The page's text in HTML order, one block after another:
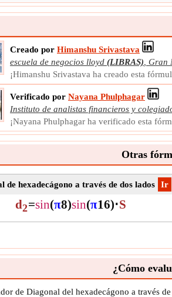
Creado por Himanshu Srivastava
escuela de negocios lloyd (LIBRAS), Gran
¡Himanshu Srivastava ha creado esta
Verificado por Nayana Phulphagar
Instituto de analistas financieros y
¡Nayana Phulphagar ha verificado esta
Otras
​Ir
de hexadecágono a través de dos lados
d2=sin(π8)sin(π16)⋅S
¿Cómo
de Diagonal del hexadecágono a través